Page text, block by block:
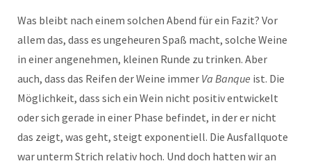
Was bleibt nach einem solchen Abend für ein Fazit? Vor
allem das, dass es ungeheuren Spaß macht, solche Weine
in einer angenehmen, kleinen Runde zu trinken. Aber
auch, dass das Reifen der Weine immer Va Banque ist. Die
Möglichkeit, dass sich ein Wein nicht positiv entwickelt
oder sich gerade in einer Phase befindet, in der er nicht
das zeigt, was geht, steigt exponentiell. Die Ausfallquote
war unterm Strich relativ hoch. Und doch hatten wir an